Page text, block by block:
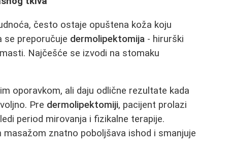
često ostaje opuštena koža koju
se preporučuje dermolipektomija - hirurški
Najčešće se izvodi na stomaku
oporavkom, ali daju odlične rezultate kada
Pre dermolipektomiji, pacijent prolazi
period mirovanja i fizikalne terapije.
masažom znatno poboljšava ishod i smanjuje